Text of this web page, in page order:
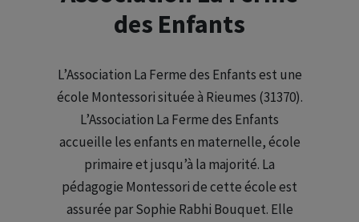
des Enfants
L’Association La Ferme des Enfants est une
école Montessori située à Rieumes (31370).
L’Association La Ferme des Enfants
accueille les enfants en maternelle, école
primaire et jusqu’à la majorité. La
pédagogie Montessori de cette école est
assurée par Sophie Rabhi Bouquet. Elle